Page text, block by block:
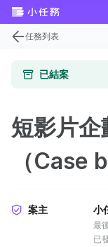
任務列表
已結案
短影片
（Case
案主 小
最
已